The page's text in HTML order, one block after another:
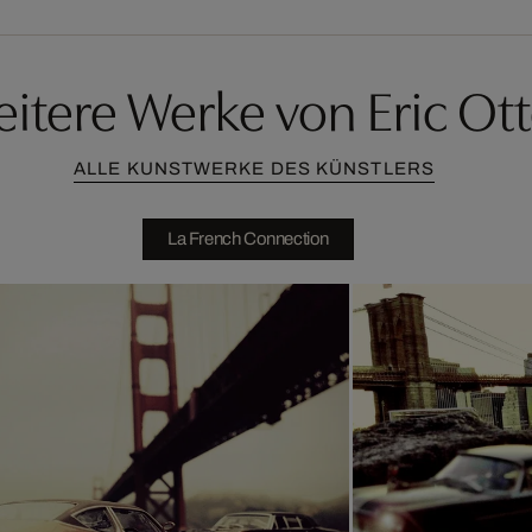
Werke von Eric
ALLE KUNSTWERKE DES KÜNSTLERS
La French Connection